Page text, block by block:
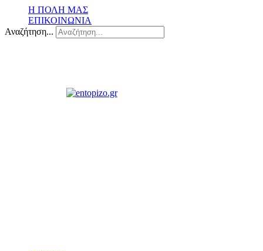
Η ΠΟΛΗ ΜΑΣ
ΕΠΙΚΟΙΝΩΝΙΑ
Αναζήτηση...